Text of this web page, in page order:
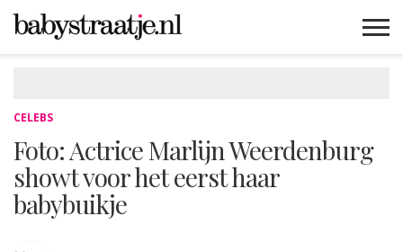
CELEBS
Foto: Actrice Marlijn Weerdenburg
showt voor het eerst haar
babybuikje